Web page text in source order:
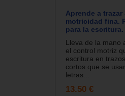
Aprende a
motricidad fina.
para la escritura.
Lleva de la mano
el control motriz
escritura en
cortos que se
letras...
13.50 €